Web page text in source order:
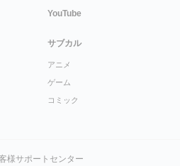
YouTube
サブカル
アニメ
ゲーム
コミック
様サポートセンター